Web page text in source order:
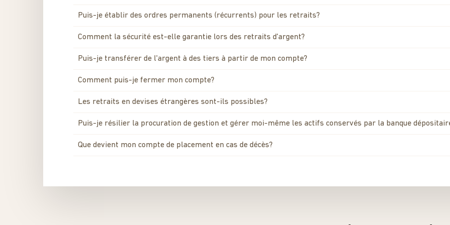
Puis-je établir des ordres permanents (récurrents) pour les retraits?
Comment la sécurité est-elle garantie lors des retraits d'argent?
Puis-je transférer de l'argent à des tiers à partir de mon compte?
Comment puis-je fermer mon compte?
Les retraits en devises étrangères sont-ils possibles?
Puis-je résilier la procuration de gestion et gérer moi-même les actifs conservés par la banque
Que devient mon compte de placement en cas de décès?